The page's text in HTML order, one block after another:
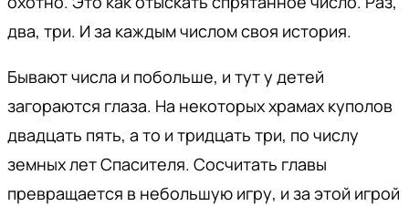
два, три. И за каждым числом своя история.
Бывают числа и побольше, и тут у детей
загораются глаза. На некоторых храмах куполов
двадцать пять, а то и тридцать три, по числу
земных лет Спасителя. Сосчитать главы
превращается в небольшую игру, и за этой игрой